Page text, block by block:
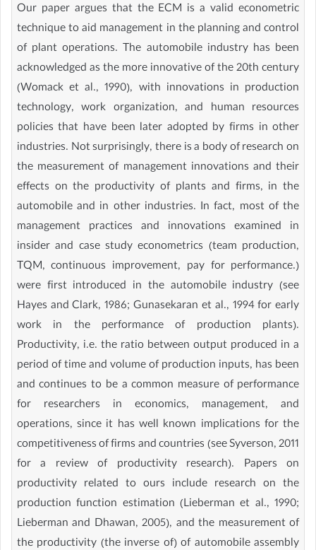
Our paper argues that the ECM is a valid econometric
technique to aid management in the planning and control
of plant operations. The automobile industry has been
acknowledged as the more innovative of the 20th century
(Womack et al., 1990), with innovations in production
technology, work organization, and human resources
policies that have been later adopted by firms in other
industries. Not surprisingly, there is a body of research on
the measurement of management innovations and their
effects on the productivity of plants and firms, in the
automobile and in other industries. In fact, most of the
management practices and innovations examined in
insider and case study econometrics (team production,
TQM, continuous improvement, pay for performance.)
were first introduced in the automobile industry (see
Hayes and Clark, 1986; Gunasekaran et al., 1994 for early
work in the performance of production plants).
Productivity, i.e. the ratio between output produced in a
period of time and volume of production inputs, has been
and continues to be a common measure of performance
for researchers in economics, management, and
operations, since it has well known implications for the
competitiveness of firms and countries (see Syverson, 2011
for a review of productivity research). Papers on
productivity related to ours include research on the
production function estimation (Lieberman et al., 1990;
Lieberman and Dhawan, 2005), and the measurement of
the productivity (the inverse of) of automobile assembly